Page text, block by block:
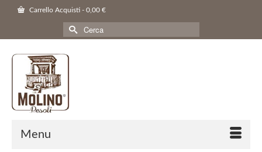
Carrello Acquisti - 0,00 €
Cerca
per:
Menu